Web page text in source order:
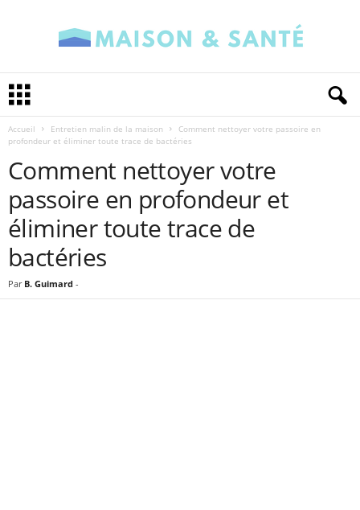
i
Accueil Entretien malin de la maison
Comment nettoyer votre passoire en
profondeur et éliminer toute trace de bactéries
Comment nettoyer votre
passoire en profondeur et
éliminer toute trace de
bactéries
Par B. Guimard -